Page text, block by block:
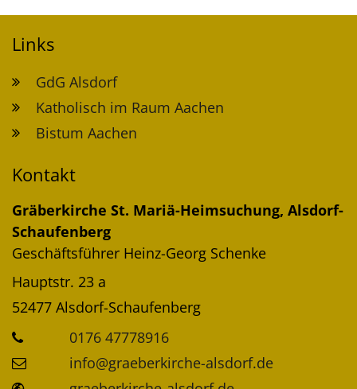
Links
GdG Alsdorf
Katholisch im Raum Aachen
Bistum Aachen
Kontakt
Gräberkirche St. Mariä-Heimsuchung, Alsdorf-
Schaufenberg
Geschäftsführer Heinz-Georg Schenke
Hauptstr. 23 a
52477 Alsdorf-Schaufenberg
0176 47778916
info@graeberkirche-alsdorf.de